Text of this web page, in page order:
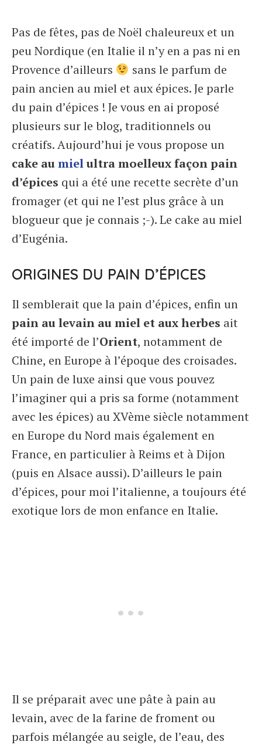
Pas de fêtes, pas de Noël chaleureux et un
peu Nordique (en Italie il n’y en a pas ni en
Provence d’ailleurs
sans le parfum de
pain ancien au miel et aux épices. Je parle
du pain d’épices ! Je vous en ai proposé
plusieurs sur le blog, traditionnels ou
créatifs. Aujourd’hui je vous propose un
cake aumielultra moelleux façon pain
d’épices qui a été une recette secrète d’un
fromager (et qui ne l’est plus grâce à un
blogueur que je connais ;-). Le cake au miel
d’Eugénia.
ORIGINES DU PAIN D’ÉPICES
Il semblerait que la pain d’épices, enfin un
pain au levain au miel et aux herbes ait
été importé de l’Orient, notamment de
Chine, en Europe à l’époque des croisades.
Un pain de luxe ainsi que vous pouvez
l’imaginer qui a pris sa forme (notamment
avec les épices) au XVème siècle notamment
en Europe du Nord mais également en
France, en particulier à Reims et à Dijon
(puis en Alsace aussi). D’ailleurs le pain
d’épices, pour moi l’italienne, a toujours été
exotique lors de mon enfance en Italie.
Il se préparait avec une pâte à pain au
levain, avec de la farine de froment ou
parfois mélangée au seigle, de l’eau, des